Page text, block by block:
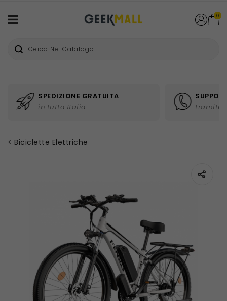
0
SPEDIZIONE GRATUITA
in tutta Italia tramite
Biciclette Elettriche